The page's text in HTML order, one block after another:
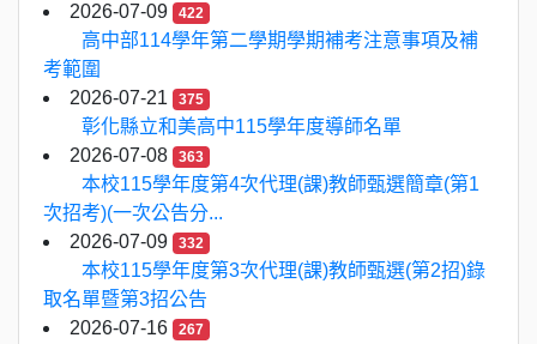
2026-07-09
422
高中部114學年第二學期學期補考注意事項及補
考範圍
2026-07-21
375
彰化縣立和美高中115學年度導師名單
2026-07-08
363
本校115學年度第4次代理(課)教師甄選簡章(第1
次招考)(一次公告分...
2026-07-09
332
本校115學年度第3次代理(課)教師甄選(第2招)錄
取名單暨第3招公告
2026-07-16
267